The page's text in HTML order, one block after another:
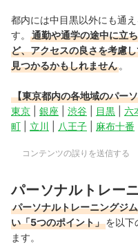
都内には中目黒以外にも通
す。
通勤や通学の途中に立
ど、アクセスの良さを考慮
見つかるかもしれません 。
【東京都内の各地域のパー
東京
銀座 渋谷 目黒 六
町
立川 八王子 麻布十番
コンテンツの誤りを送信する
パーソナルトレー
パーソナルトレーニングジ
い「5つのポイント」を以下
ます。